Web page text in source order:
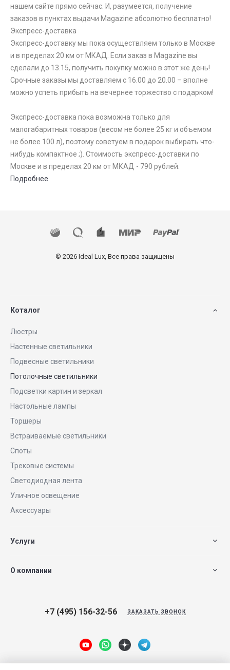
нашем сайте прямо сейчас. И, разумеется, получение
заказов в пунктах выдачи Magazine абсолютно бесплатно!
Экспресс-доставка
Экспресс-доставку мы пока осуществляем только в Москве
и в пределах 20 км от МКАД. Если заказ в Magazine вы
сделали до 13.15, получить покупку можно в этот же день!
Срочные заказы мы доставляем с 16.00 до 20.00 – вполне
можно успеть прибыть на вечернее торжество с подарком!
Экспресс-доставка пока возможна только для
малогабаритных товаров (весом не более 25 кг и объемом
не более 100 л), поэтому советуем в подарок выбирать что-
нибудь компактное ;). Стоимость экспресс-доставки по
Москве и в пределах 20 км от МКАД - 790 рублей.
Подробнее
© 2026 Ideal Lux, Все права защищены
Коталог
Люстры
Настенные светильники
Подвесные светильники
Потолочные светильники
Подсветки картин и зеркал
Настольные лампы
Торшеры
Встраиваемые светильники
Споты
Трековые системы
Светодиодная лента
Уличное освещение
Аксессуары
Услуги
О компании
+7 (495) 156-32-56 ЗАКАЗАТЬ ЗВОНОК